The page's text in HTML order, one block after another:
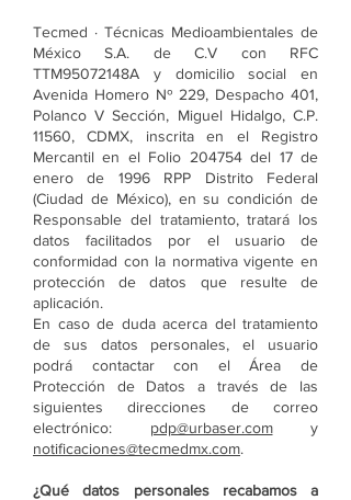
Tecmed · Técnicas Medioambientales de
México S.A. de C.V con RFC
TTM95072148A y domicilio social en
Avenida Homero Nº 229, Despacho 401,
Polanco V Sección, Miguel Hidalgo, C.P.
11560, CDMX, inscrita en el Registro
Mercantil en el Folio 204754 del 17 de
enero de 1996 RPP Distrito Federal
(Ciudad de México), en su condición de
Responsable del tratamiento, tratará los
datos facilitados por el usuario de
conformidad con la normativa vigente en
protección de datos que resulte de
aplicación.
En caso de duda acerca del tratamiento
de sus datos personales, el usuario
podrá contactar con el Área de
Protección de Datos a través de las
siguientes direcciones de correo
electrónico: pdp@urbaser.comy
notificaciones@tecmedmx.com.
¿Qué datos personales recabamos a